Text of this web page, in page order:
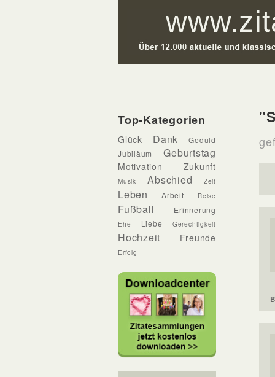
Top-Kategorien
Glück Dank
Geduld
Jubiläum
Geburtstag
Motivation Zukunft
Musik Abschied Zeit
Leben Arbeit Reise
Fußball Erinnerung
Ehe Liebe Gerechtigkeit
Hochzeit Freunde
Erfolg